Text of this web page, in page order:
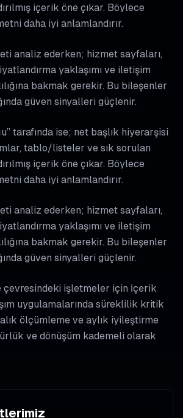
içerik öne çıkar. Böylece
daha iyi anlamlandırır.
analiz ederken; hizmet sayfaları,
yaklaşımı ve iletişim
bakmak gerekir. Bu bileşenler
güven sinyalleri güçlenir.
tarafında ise; net başlık hiyerarşisi
tablo/listeler ve sık sorulan
içerik öne çıkar. Böylece
daha iyi anlamlandırır.
analiz ederken; hizmet sayfaları,
yaklaşımı ve iletişim
bakmak gerekir. Bu bileşenler
güven sinyalleri güçlenir.
çevresindeki işletmeler için i̇çerik
uygulamalarında süreklilik kritik
ölçümleme ve aylık iyileştirme
ve dönüşüm kademeli olarak